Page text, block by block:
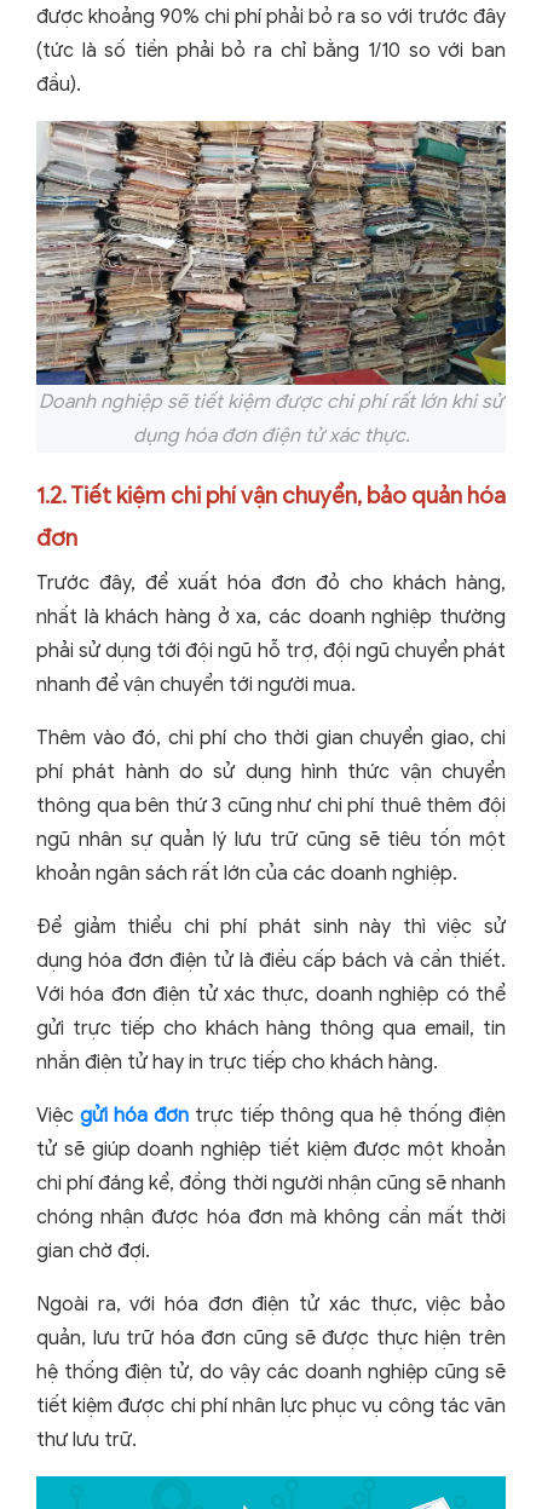
được khoảng 90% chi phí phải bỏ ra so với trước đây
(tức là số tiền phải bỏ ra chỉ bằng 1/10 so với ban
đầu).
Doanh nghiệp sẽ tiết kiệm được chi phí rất lớn khi sử
dụng hóa đơn điện tử xác thực.
1.2. Tiết kiệm chi phí vận chuyển, bảo quản hóa
đơn
Trước đây, để xuất hóa đơn đỏ cho khách hàng,
nhất là khách hàng ở xa, các doanh nghiệp thường
phải sử dụng tới đội ngũ hỗ trợ, đội ngũ chuyển phát
nhanh để vận chuyển tới người mua.
Thêm vào đó, chi phí cho thời gian chuyển giao, chi
phí phát hành do sử dụng hình thức vận chuyển
thông qua bên thứ 3 cũng như chi phí thuê thêm đội
ngũ nhân sự quản lý lưu trữ cũng sẽ tiêu tốn một
khoản ngân sách rất lớn của các doanh nghiệp.
Để giảm thiểu chi phí phát sinh này thì việc sử
dụng hóa đơn điện tử là điều cấp bách và cần thiết.
Với hóa đơn điện tử xác thực, doanh nghiệp có thể
gửi trực tiếp cho khách hàng thông qua email, tin
nhắn điện tử hay in trực tiếp cho khách hàng.
Việc gửi hóa đơntrực tiếp thông qua hệ thống điện
tử sẽ giúp doanh nghiệp tiết kiệm được một khoản
chi phí đáng kể, đồng thời người nhận cũng sẽ nhanh
chóng nhận được hóa đơn mà không cần mất thời
gian chờ đợi.
Ngoài ra, với hóa đơn điện tử xác thực, việc bảo
quản, lưu trữ hóa đơn cũng sẽ được thực hiện trên
hệ thống điện tử, do vậy các doanh nghiệp cũng sẽ
tiết kiệm được chi phí nhân lực phục vụ công tác văn
thư lưu trữ.